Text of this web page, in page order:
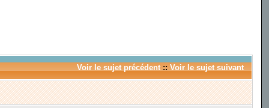
Voir le sujet précédent:: Voir le sujet suivant